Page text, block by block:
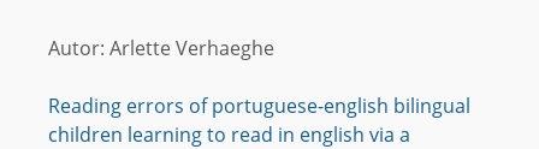
Autor: Arlette Verhaeghe
Reading errors of portuguese-english bilingual
children learning to read in english via a